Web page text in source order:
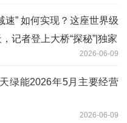
速” 如何实现？这座世界级
记者登上大桥“探秘”|独家
2026-06-09
绿能2026年5月主要经营
2026-06-09